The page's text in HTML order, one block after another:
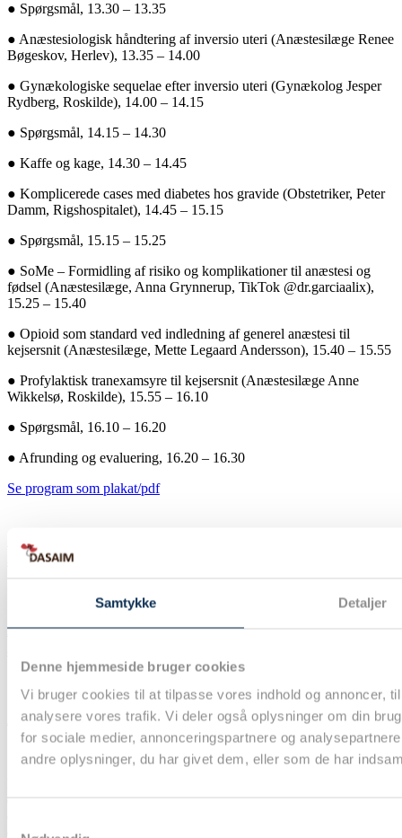
Samtykke Detaljer
Denne hjemmeside bruger cookies
Vi bruger cookies til at tilpasse vores indhold og annoncer,
analysere vores trafik. Vi deler også oplysninger om din
for sociale medier, annonceringspartnere og
andre oplysninger, du har givet dem, eller som de har
● Spørgsmål, 13.30 – 13.35
● Anæstesiologisk håndtering af inversio uteri (Anæstesilæge Renee
Bøgeskov, Herlev), 13.35 – 14.00
● Gynækologiske sequelae efter inversio uteri (Gynækolog Jesper
Rydberg, Roskilde), 14.00 – 14.15
● Spørgsmål, 14.15 – 14.30
● Kaffe og kage, 14.30 – 14.45
● Komplicerede cases med diabetes hos gravide (Obstetriker, Peter
Damm, Rigshospitalet), 14.45 – 15.15
● Spørgsmål, 15.15 – 15.25
● SoMe – Formidling af risiko og komplikationer til anæstesi og
fødsel (Anæstesilæge, Anna Grynnerup, TikTok @dr.garciaalix),
15.25 – 15.40
● Opioid som standard ved indledning af generel anæstesi til
kejsersnit (Anæstesilæge, Mette Legaard Andersson), 15.40 – 15.55
● Profylaktisk tranexamsyre til kejsersnit (Anæstesilæge Anne
Wikkelsø, Roskilde), 15.55 – 16.10
● Spørgsmål, 16.10 – 16.20
● Afrunding og evaluering, 16.20 – 16.30
Se program som plakat/pdf
Spørgeskemaundersøgelse om bæredygtighed i
anæstesi
Indsend dine videnskabelige bidrag til DASAIM
Ansøgninger til DASAIM’s forskningsinitiativ
discipliner samt yde rådgivning i uddannelses- og lægefaglige